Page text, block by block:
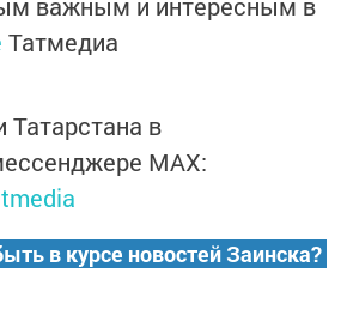
Татмедиа
Татарстана в
MАХ:
в курсе новостей Заинска?